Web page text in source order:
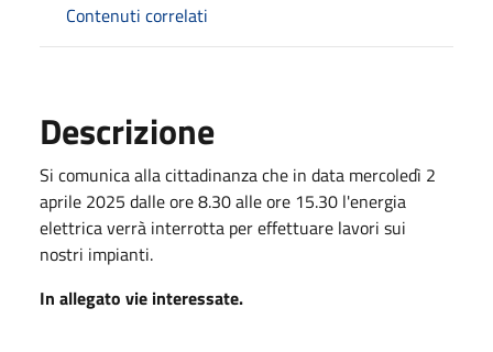
Contenuti correlati
Descrizione
Si comunica alla cittadinanza che in data mercoledì 2
aprile 2025 dalle ore 8.30 alle ore 15.30 l'energia
elettrica verrà interrotta per effettuare lavori sui
nostri impianti.
In allegato vie interessate.